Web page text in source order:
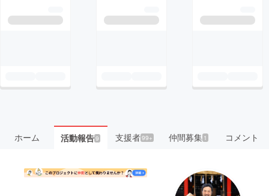
ホーム 活動報告9 支援者99+ 仲間募集 1 コメント